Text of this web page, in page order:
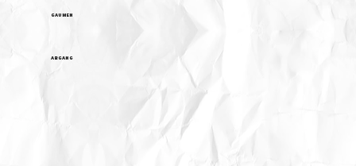
GAUMEN
ABGANG